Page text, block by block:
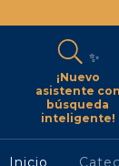
✨
¡Nuevo
asistente con
búsqueda
inteligente!
Inicio